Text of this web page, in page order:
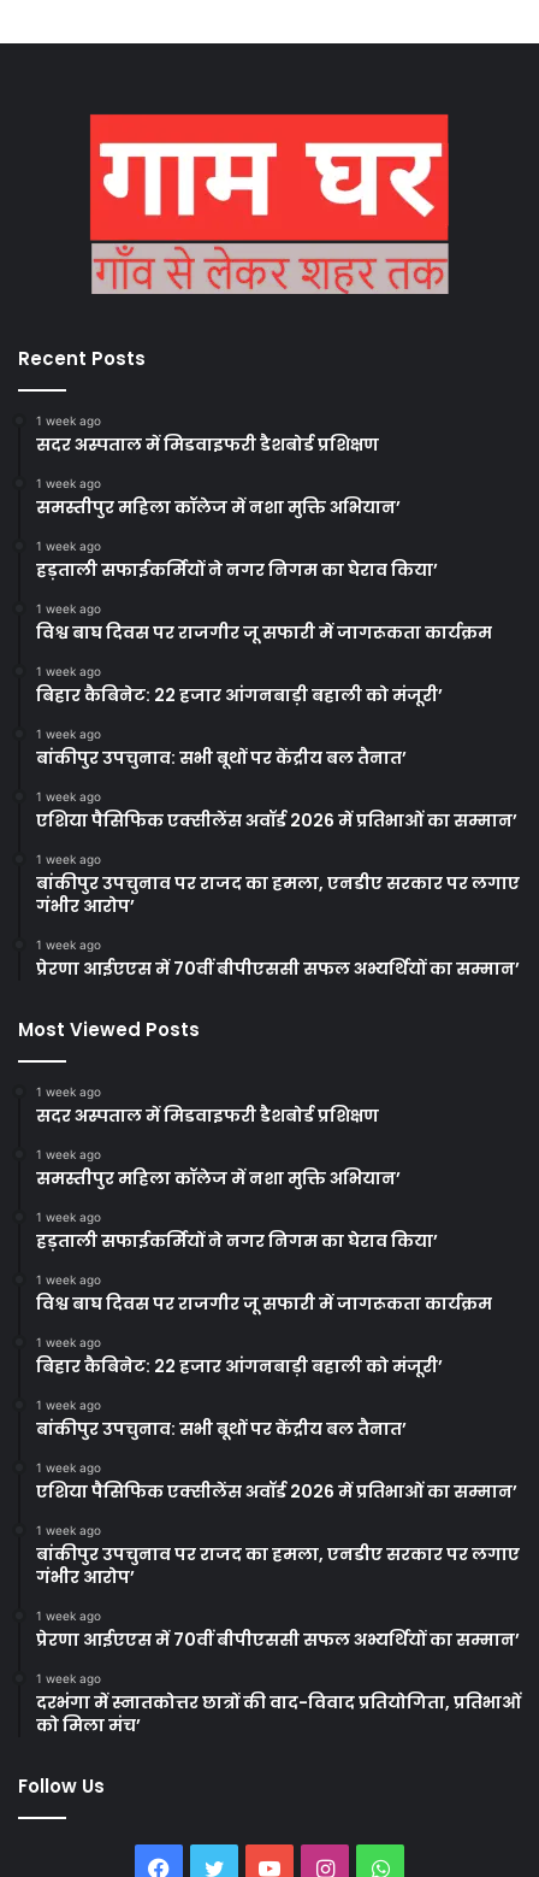
Recent Posts
1 week ago
सदर अस्पताल में मिडवाइफरी डैशबोर्ड प्रशिक्षण
1 week ago
समस्तीपुर महिला कॉलेज में नशा मुक्ति अभियान’
1 week ago
हड़ताली सफाईकर्मियों ने नगर निगम का घेराव किया’
1 week ago
विश्व बाघ दिवस पर राजगीर जू सफारी में जागरूकता कार्यक्रम
1 week ago
बिहार कैबिनेट: 22 हजार आंगनबाड़ी बहाली को मंजूरी’
1 week ago
बांकीपुर उपचुनाव: सभी बूथों पर केंद्रीय बल तैनात’
1 week ago
एशिया पैसिफिक एक्सीलेंस अवॉर्ड 2026 में प्रतिभाओं का सम्मान’
1 week ago
बांकीपुर उपचुनाव पर राजद का हमला, एनडीए सरकार पर लगाए
गंभीर आरोप’
1 week ago
प्रेरणा आईएएस में 70वीं बीपीएससी सफल अभ्यर्थियों का सम्मान’
Most Viewed Posts
1 week ago
सदर अस्पताल में मिडवाइफरी डैशबोर्ड प्रशिक्षण
1 week ago
समस्तीपुर महिला कॉलेज में नशा मुक्ति अभियान’
1 week ago
हड़ताली सफाईकर्मियों ने नगर निगम का घेराव किया’
1 week ago
विश्व बाघ दिवस पर राजगीर जू सफारी में जागरूकता कार्यक्रम
1 week ago
बिहार कैबिनेट: 22 हजार आंगनबाड़ी बहाली को मंजूरी’
1 week ago
बांकीपुर उपचुनाव: सभी बूथों पर केंद्रीय बल तैनात’
1 week ago
एशिया पैसिफिक एक्सीलेंस अवॉर्ड 2026 में प्रतिभाओं का सम्मान’
1 week ago
बांकीपुर उपचुनाव पर राजद का हमला, एनडीए सरकार पर लगाए
गंभीर आरोप’
1 week ago
प्रेरणा आईएएस में 70वीं बीपीएससी सफल अभ्यर्थियों का सम्मान’
1 week ago
दरभंगा में स्नातकोत्तर छात्रों की वाद-विवाद प्रतियोगिता, प्रतिभाओं
को मिला मंच’
Follow Us
Facebook
TwitterYouTubeInstagramWhatsApp